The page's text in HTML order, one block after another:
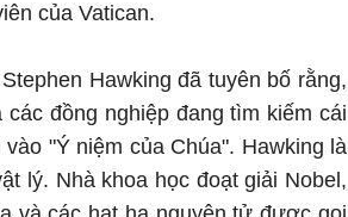
của Vatican.
Hawking đã tuyên bố rằng,
đồng nghiệp đang tìm kiếm cái
"Ý niệm của Chúa". Hawking là
lý. Nhà khoa học đoạt giải Nobel,